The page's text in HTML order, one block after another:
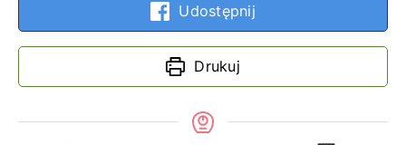
Udostępnij
Drukuj